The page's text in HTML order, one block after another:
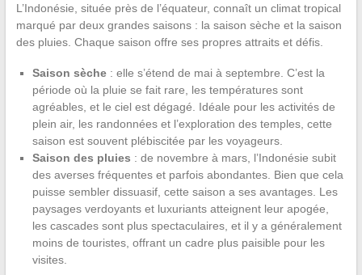
L’Indonésie, située près de l’équateur, connaît un climat tropical
marqué par deux grandes saisons : la saison sèche et la saison
des pluies. Chaque saison offre ses propres attraits et défis.
Saison sèche: elle s’étend de mai à septembre. C’est la
période où la pluie se fait rare, les températures sont
agréables, et le ciel est dégagé. Idéale pour les activités de
plein air, les randonnées et l’exploration des temples, cette
saison est souvent plébiscitée par les voyageurs.
Saison des pluies : de novembre à mars, l’Indonésie subit
des averses fréquentes et parfois abondantes. Bien que cela
puisse sembler dissuasif, cette saison a ses avantages. Les
paysages verdoyants et luxuriants atteignent leur apogée,
les cascades sont plus spectaculaires, et il y a généralement
moins de touristes, offrant un cadre plus paisible pour les
visites.